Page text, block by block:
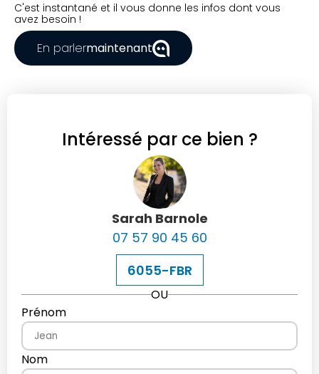
C'est instantané et il vous donne les infos dont vous
avez besoin !
En parlermaintenant
Intéressé par ce bien ?
Sarah Barnole
07 57 90 45 60
6055-FBR
OU
Prénom
Nom